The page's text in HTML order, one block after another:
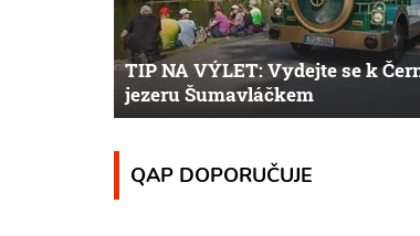
TIP NA VÝLET: Vydejte se k
jezeru Šumavláčkem
QAP DOPORUČUJE